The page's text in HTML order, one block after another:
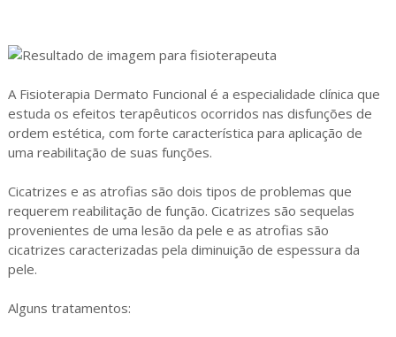
A Fisioterapia Dermato Funcional é a especialidade clínica que
estuda os efeitos terapêuticos ocorridos nas disfunções de
ordem estética, com forte característica para aplicação de
uma reabilitação de suas funções.
Cicatrizes e as atrofias são dois tipos de problemas que
requerem reabilitação de função. Cicatrizes são sequelas
provenientes de uma lesão da pele e as atrofias são
cicatrizes caracterizadas pela diminuição de espessura da
pele.
Alguns tratamentos: